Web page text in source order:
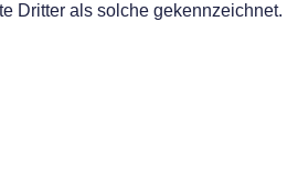
Dritter als solche gekennzeichnet.